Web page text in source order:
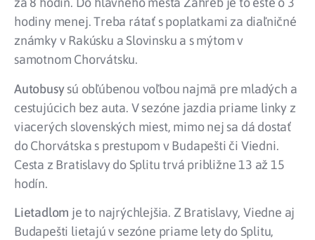
hodiny menej. Treba rátať s poplatkami za diaľničné
známky v Rakúsku a Slovinsku a s mýtom v
samotnom Chorvátsku.
Autobusysú obľúbenou voľbou najmä pre mladých a
cestujúcich bez auta. V sezóne jazdia priame linky z
viacerých slovenských miest, mimo nej sa dá dostať
do Chorvátska s prestupom v Budapešti či Viedni.
Cesta z Bratislavy do Splitu trvá približne 13 až 15
hodín.
Lietadlom je to najrýchlejšia. Z Bratislavy, Viedne aj
Budapešti lietajú v sezóne priame lety do Splitu,